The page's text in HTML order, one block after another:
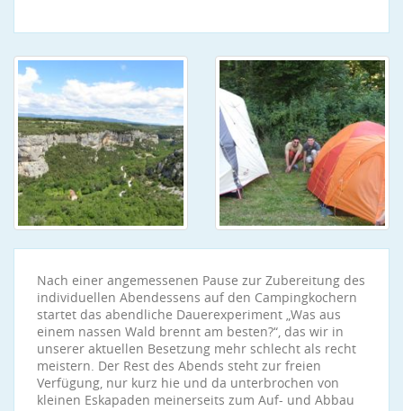
Nach einer angemessenen Pause zur Zubereitung des
individuellen Abendessens auf den Campingkochern
startet das abendliche Dauerexperiment „Was aus
einem nassen Wald brennt am besten?“, das wir in
unserer aktuellen Besetzung mehr schlecht als recht
meistern. Der Rest des Abends steht zur freien
Verfügung, nur kurz hie und da unterbrochen von
kleinen Eskapaden meinerseits zum Auf- und Abbau